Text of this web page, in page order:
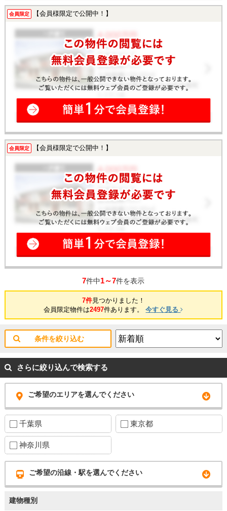
会員限定 【会員様限定で公開中！】
会員限定 【会員様限定で公開中！】
7件中1～7件を表示
7件見つかりました！
会員限定物件は2497件あります。今すぐ見る
条件を絞り込む
さらに絞り込んで検索する
ご希望のエリアを選んでください
千葉県 東京都
神奈川県
ご希望の沿線・駅を選んでください
建物種別